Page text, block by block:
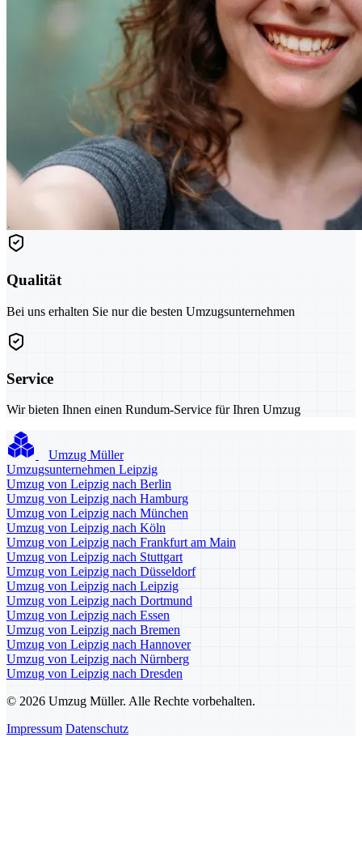
Qualität
Bei uns erhalten Sie nur die besten Umzugsunternehmen
Service
Wir bieten Ihnen einen Rundum-Service für Ihren Umzug
Umzug Müller
Umzugsunternehmen Leipzig
Umzug von Leipzig nach Berlin
Umzug von Leipzig nach Hamburg
Umzug von Leipzig nach München
Umzug von Leipzig nach Köln
Umzug von Leipzig nach Frankfurt am Main
Umzug von Leipzig nach Stuttgart
Umzug von Leipzig nach Düsseldorf
Umzug von Leipzig nach Leipzig
Umzug von Leipzig nach Dortmund
Umzug von Leipzig nach Essen
Umzug von Leipzig nach Bremen
Umzug von Leipzig nach Hannover
Umzug von Leipzig nach Nürnberg
Umzug von Leipzig nach Dresden
© 2026 Umzug Müller. Alle Rechte vorbehalten.
Impressum Datenschutz